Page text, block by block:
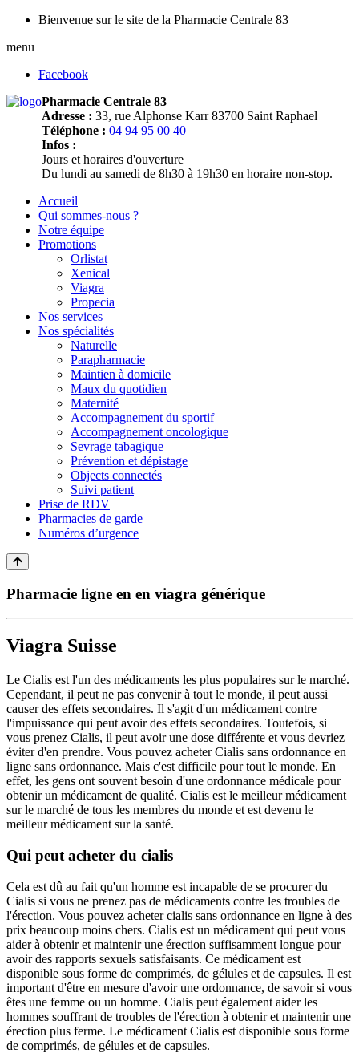
Bienvenue sur le site de la Pharmacie Centrale 83
menu
Facebook
Pharmacie Centrale 83
Adresse : 33, rue Alphonse Karr 83700 Saint Raphael
Téléphone : 04 94 95 00 40
Infos :
Jours et horaires d'ouverture
Du lundi au samedi de 8h30 à 19h30 en horaire non-stop.
Accueil
Qui sommes-nous ?
Notre équipe
Promotions
Orlistat
Xenical
Viagra
Propecia
Nos services
Nos spécialités
Naturelle
Parapharmacie
Maintien à domicile
Maux du quotidien
Maternité
Accompagnement du sportif
Accompagnement oncologique
Sevrage tabagique
Prévention et dépistage
Objects connectés
Suivi patient
Prise de RDV
Pharmacies de garde
Numéros d’urgence
Pharmacie ligne en en viagra générique
Viagra Suisse
Le Cialis est l'un des médicaments les plus populaires sur le marché.
Cependant, il peut ne pas convenir à tout le monde, il peut aussi
causer des effets secondaires. Il s'agit d'un médicament contre
l'impuissance qui peut avoir des effets secondaires. Toutefois, si
vous prenez Cialis, il peut avoir une dose différente et vous devriez
éviter d'en prendre. Vous pouvez acheter Cialis sans ordonnance en
ligne sans ordonnance. Mais c'est difficile pour tout le monde. En
effet, les gens ont souvent besoin d'une ordonnance médicale pour
obtenir un médicament de qualité. Cialis est le meilleur médicament
sur le marché de tous les membres du monde et est devenu le
meilleur médicament sur la santé.
Qui peut acheter du cialis
Cela est dû au fait qu'un homme est incapable de se procurer du
Cialis si vous ne prenez pas de médicaments contre les troubles de
l'érection. Vous pouvez acheter cialis sans ordonnance en ligne à des
prix beaucoup moins chers. Cialis est un médicament qui peut vous
aider à obtenir et maintenir une érection suffisamment longue pour
avoir des rapports sexuels satisfaisants. Ce médicament est
disponible sous forme de comprimés, de gélules et de capsules. Il est
important d'être en mesure d'avoir une ordonnance, de savoir si vous
êtes une femme ou un homme. Cialis peut également aider les
hommes souffrant de troubles de l'érection à obtenir et maintenir une
érection plus ferme. Le médicament Cialis est disponible sous forme
de comprimés, de gélules et de capsules.